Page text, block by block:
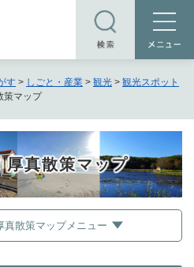
す > しごと・産業 > 観光 > 観光スポット
策マップ
厚真散策マップ
真散策マップメニュー